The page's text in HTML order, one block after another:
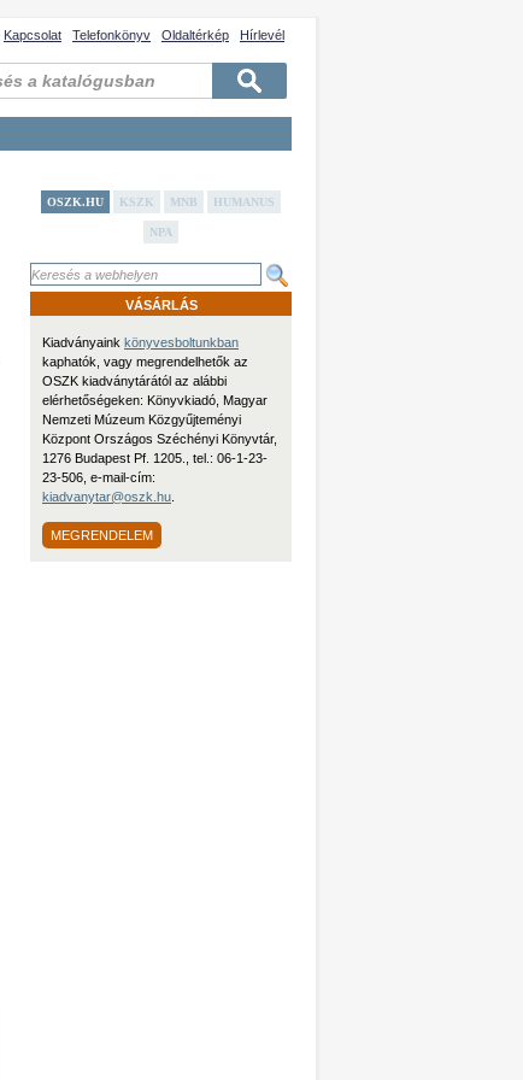
Kapcsolat Telefonkönyv Oldaltérkép Hírlevél
OSZK.HU KSZK MNB HUMANUS
NPA
VÁSÁRLÁS
Kiadványaink könyvesboltunkban
kaphatók, vagy megrendelhetők az
OSZK kiadványtárától az alábbi
elérhetőségeken: Könyvkiadó, Magyar
Nemzeti Múzeum Közgyűjteményi
Központ Országos Széchényi Könyvtár,
1276 Budapest Pf. 1205., tel.: 06-1-23-
23-506, e-mail-cím:
kiadvanytar@oszk.hu
MEGRENDELEM